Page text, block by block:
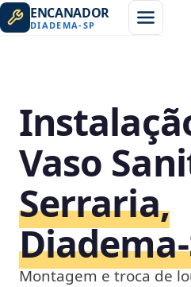
ENCANADOR
DIADEMA-SP
Vaso
Serraria,
Montagem e troca de